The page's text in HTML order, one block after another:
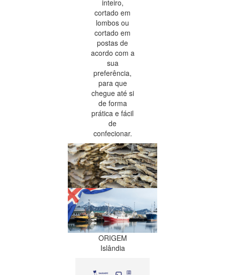
inteiro,
cortado em
lombos ou
cortado em
postas de
acordo com a
sua
preferência,
para que
chegue até si
de forma
prática e fácil
de
confecionar.
ORIGEM
Islândia